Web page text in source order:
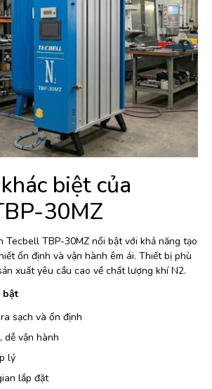
biệt của
30MZ
Tecbell TBP-30MZ nổi bật với khả năng tạo
ổn định và vận hành êm ái. Thiết bị phù
xuất yêu cầu cao về chất lượng khí N2.
bật
sạch và ổn định
dễ vận hành
lý
lắp đặt